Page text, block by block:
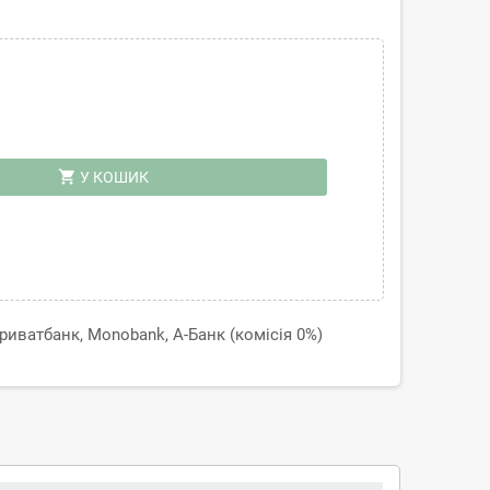
shopping_cart У КОШИК
Monobank, А-Банк (комісія 0%)